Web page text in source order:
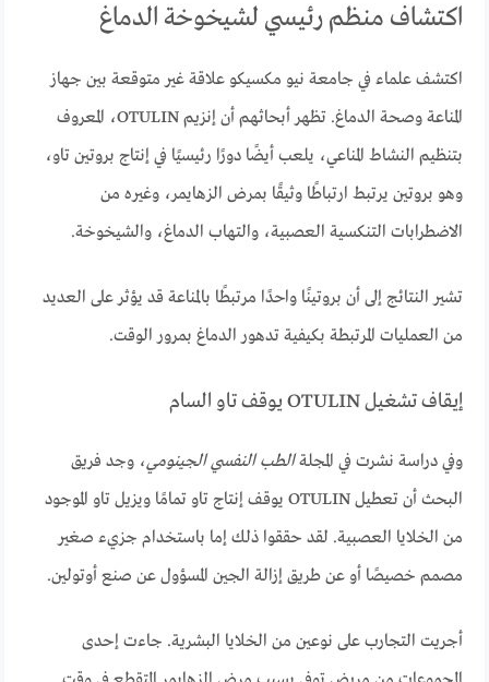
اكتشاف منظم رئيسي لشيخوخة الدماغ
اكتشف علماء في جامعة نيو مكسيكو علاقة غير متوقعة بين جهاز
المناعة وصحة الدماغ. تظهر أبحاثهم أن إنزيم OTULIN، المعروف
بتنظيم النشاط المناعي، يلعب أيضًا دورًا رئيسيًا في إنتاج بروتين تاو،
وهو بروتين يرتبط ارتباطًا وثيقًا بمرض الزهايمر، وغيره من
الاضطرابات التنكسية العصبية، والتهاب الدماغ، والشيخوخة.
تشير النتائج إلى أن بروتينًا واحدًا مرتبطًا بالمناعة قد يؤثر على العديد
من العمليات المرتبطة بكيفية تدهور الدماغ بمرور الوقت.
إيقاف تشغيل OTULIN يوقف تاو السام
وفي دراسة نشرت في المجلةالطب النفسي الجينومي، وجد فريق
البحث أن تعطيل OTULIN يوقف إنتاج تاو تمامًا ويزيل تاو الموجود
من الخلايا العصبية. لقد حققوا ذلك إما باستخدام جزيء صغير
مصمم خصيصًا أو عن طريق إزالة الجين المسؤول عن صنع أوتولين.
أجريت التجارب على نوعين من الخلايا البشرية. جاءت إحدى